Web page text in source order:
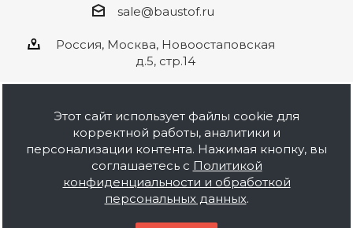
sale@baustof.ru
Россия, Москва, Новоостаповская
д.5, стр.14
2026 © ООО Баустов. Собственное
производство лакокрасочной продукции,
оптовая и розничная продажа строительных
материалов, комплектация объектов под ключ.
Информация на сайте носит ознакомительный
характер и не является публичной офертой.
Этот сайт использует файлы cookie для
корректной работы, аналитики и
персонализации контента. Нажимая кнопку, вы
соглашаетесь с Политикой
конфиденциальности и обработкой
персональных данных.